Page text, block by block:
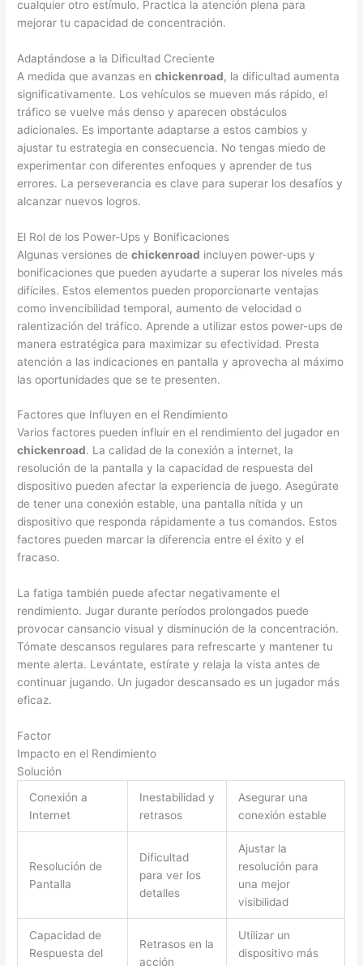
cualquier otro estímulo. Practica la atención plena para
mejorar tu capacidad de concentración.
Adaptándose a la Dificultad Creciente
A medida que avanzas enchickenroad, la dificultad aumenta
significativamente. Los vehículos se mueven más rápido, el
tráfico se vuelve más denso y aparecen obstáculos
adicionales. Es importante adaptarse a estos cambios y
ajustar tu estrategia en consecuencia. No tengas miedo de
experimentar con diferentes enfoques y aprender de tus
errores. La perseverancia es clave para superar los desafíos y
alcanzar nuevos logros.
El Rol de los Power-Ups y Bonificaciones
Algunas versiones dechickenroad incluyen power-ups y
bonificaciones que pueden ayudarte a superar los niveles más
difíciles. Estos elementos pueden proporcionarte ventajas
como invencibilidad temporal, aumento de velocidad o
ralentización del tráfico. Aprende a utilizar estos power-ups de
manera estratégica para maximizar su efectividad. Presta
atención a las indicaciones en pantalla y aprovecha al máximo
las oportunidades que se te presenten.
Factores que Influyen en el Rendimiento
Varios factores pueden influir en el rendimiento del jugador en
chickenroad. La calidad de la conexión a internet, la
resolución de la pantalla y la capacidad de respuesta del
dispositivo pueden afectar la experiencia de juego. Asegúrate
de tener una conexión estable, una pantalla nítida y un
dispositivo que responda rápidamente a tus comandos. Estos
factores pueden marcar la diferencia entre el éxito y el
fracaso.
La fatiga también puede afectar negativamente el
rendimiento. Jugar durante períodos prolongados puede
provocar cansancio visual y disminución de la concentración.
Tómate descansos regulares para refrescarte y mantener tu
mente alerta. Levántate, estírate y relaja la vista antes de
continuar jugando. Un jugador descansado es un jugador más
eficaz.
Factor
Impacto en el Rendimiento
Solución
Conexión a
Internet
Inestabilidad y
retrasos
Asegurar una
conexión estable
Resolución de
Pantalla
Dificultad
para ver los
detalles
Ajustar la
resolución para
una mejor
visibilidad
Capacidad de
Respuesta del
Retrasos en la
acción
Utilizar un
dispositivo más